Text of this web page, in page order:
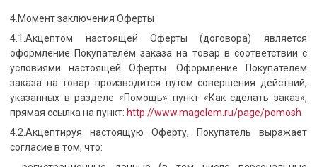
4.Момент заключения Оферты
4.1.Акцептом настоящей Оферты (договора) является
оформление Покупателем заказа на товар в соответствии с
условиями настоящей Оферты. Оформление Покупателем
заказа на товар производится путем совершения действий,
указанных в разделе «Помощь» пункт «Как сделать заказ»,
прямая ссылка на пункт: http://www.magelem.ru/page/pomosh
4.2.Акцептируя настоящую Оферту, Покупатель выражает
согласие в том, что: